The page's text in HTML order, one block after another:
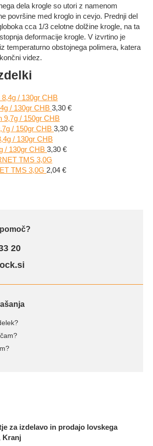
dela krogle so utori z namenom
površine med kroglo in cevjo. Prednji del
cca 1/3 celotne dolžine krogle, na ta
deformacije krogle. V izvrtino je
temperaturno obstojnega polimera, katera
videz.
/ 130gr CHB 3,30 €
/ 150gr CHB 3,30 €
/ 130gr CHB 3,30 €
TMS 3,0G 2,04 €
20
za izdelavo in prodajo lovskega
Kranj